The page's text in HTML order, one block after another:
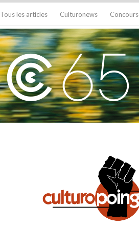
Tous les articles Culturonews Concours